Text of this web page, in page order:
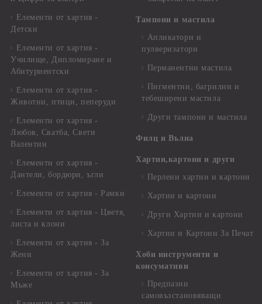
Елементи от хартия -
Детски
Елементи от хартия -
Училище, Дипломиране и
Абитуриентски
Елементи от хартия -
Животни, птици, пеперуди
Елементи от хартия -
Любов, Сватба, Свети
Валентин
Елементи от хартия -
Дантели, бордюри, ъгли
Елементи от хартия - Рамки
Елементи от хартия - Цветя,
листа и клони
Елементи от хартия - За
Жени
Елементи от хартия - За
Мъже
Тампони и мастила
Апликатори и
пулверизатори
Перманентни мастила
Пигментни, багрилни и
тебеширени мастила
Други тампони и мастила
Филц и Вълна
Хартии,картони и други
Перлени хартии и картони
Хартии и картони
Други Хартии и картони
Хартии и Картони За Печат
Хоби инструменти и
консумативи
Предпазни
самовъзстановяващи